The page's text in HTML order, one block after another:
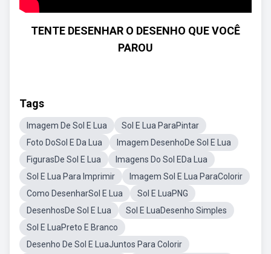
TENTE DESENHAR O DESENHO QUE VOCÊ
PAROU
Tags
Imagem De Sol E Lua
Sol E Lua ParaPintar
Foto DoSol E Da Lua
Imagem DesenhoDe Sol E Lua
FigurasDe Sol E Lua
Imagens Do Sol EDa Lua
Sol E Lua Para Imprimir
Imagem Sol E Lua ParaColorir
Como DesenharSol E Lua
Sol E LuaPNG
DesenhosDe Sol E Lua
Sol E LuaDesenho Simples
Sol E LuaPreto E Branco
Desenho De Sol E LuaJuntos Para Colorir